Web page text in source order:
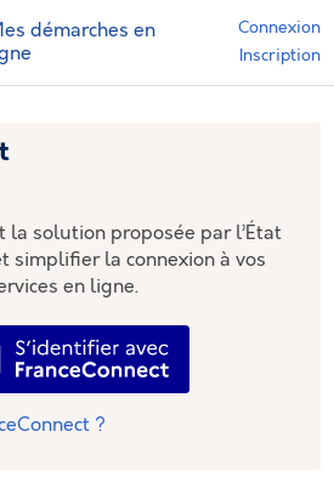
démarches en
Connexion
Inscription
la solution proposée par l’État
simplifier la connexion à vos
en ligne.
S’identifier avec
?